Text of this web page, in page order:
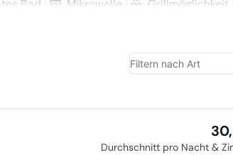
Sat-Fernseher und ein Bad mit Dusche
Bad Mikro­welle
Grillmöglich­keit
Durchschnitt pro Nacht &